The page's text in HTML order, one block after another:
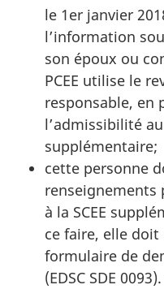
le 1er janvier
l’information
son époux ou
PCEE utilise le
responsable, en
l’admissibilité au
supplémentaire;
cette personne
renseignements
à la SCEE
ce faire, elle
formulaire de
(EDSC SDE